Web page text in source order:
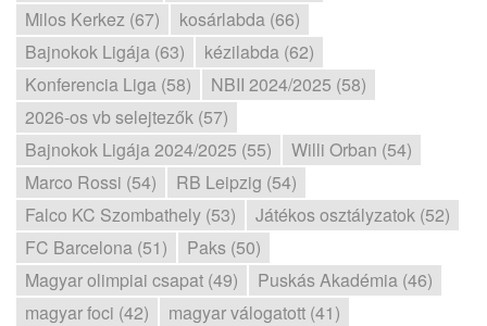
Milos Kerkez (67)
kosárlabda (66)
Bajnokok Ligája (63)
kézilabda (62)
Konferencia Liga (58)
NBII 2024/2025 (58)
2026-os vb selejtezők (57)
Bajnokok Ligája 2024/2025 (55)
Willi Orban (54)
Marco Rossi (54)
RB Leipzig (54)
Falco KC Szombathely (53)
Játékos osztályzatok (52)
FC Barcelona (51)
Paks (50)
Magyar olimpiai csapat (49)
Puskás Akadémia (46)
magyar foci (42)
magyar válogatott (41)